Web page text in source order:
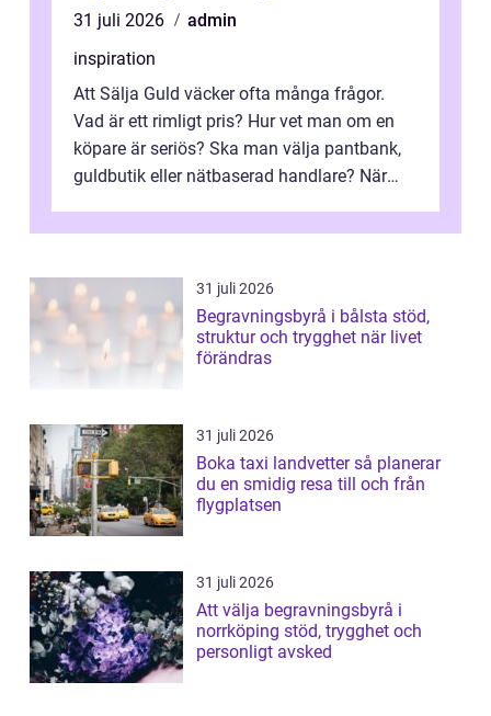
31 juli 2026
admin
inspiration
Att Sälja Guld väcker ofta många frågor.
Vad är ett rimligt pris? Hur vet man om en
köpare är seriös? Ska man välja pantbank,
guldbutik eller nätbaserad handlare? När
31 juli 2026
Begravningsbyrå i bålsta stöd,
struktur och trygghet när livet
förändras
31 juli 2026
Boka taxi landvetter så planerar
du en smidig resa till och från
flygplatsen
31 juli 2026
Att välja begravningsbyrå i
norrköping stöd, trygghet och
personligt avsked